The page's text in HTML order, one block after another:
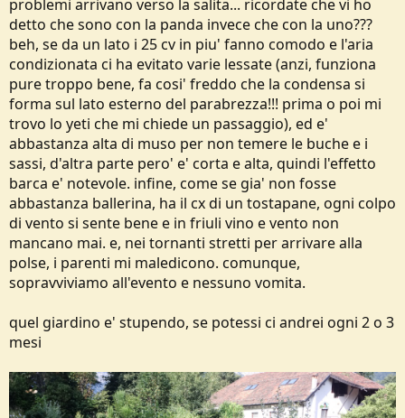
problemi arrivano verso la salita... ricordate che vi ho
detto che sono con la panda invece che con la uno???
beh, se da un lato i 25 cv in piu' fanno comodo e l'aria
condizionata ci ha evitato varie lessate (anzi, funziona
pure troppo bene, fa cosi' freddo che la condensa si
forma sul lato esterno del parabrezza!!! prima o poi mi
trovo lo yeti che mi chiede un passaggio), ed e'
abbastanza alta di muso per non temere le buche e i
sassi, d'altra parte pero' e' corta e alta, quindi l'effetto
barca e' notevole. infine, come se gia' non fosse
abbastanza ballerina, ha il cx di un tostapane, ogni colpo
di vento si sente bene e in friuli vino e vento non
mancano mai. e, nei tornanti stretti per arrivare alla
polse, i parenti mi maledicono. comunque,
sopravviviamo all'evento e nessuno vomita.
quel giardino e' stupendo, se potessi ci andrei ogni 2 o 3
mesi